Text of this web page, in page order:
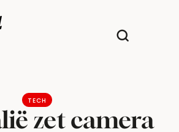
TECH
zet camera